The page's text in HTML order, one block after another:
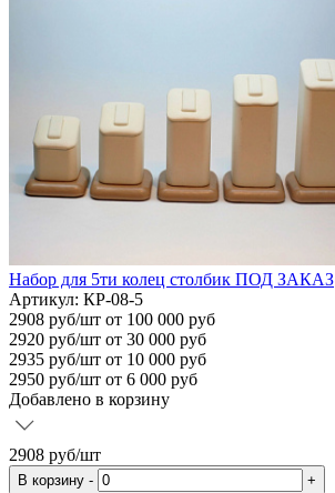
Набор для 5ти колец столбик ПОД ЗАКАЗ
Артикул: КР-08-5
2908 руб/шт от 100 000 руб
2920 руб/шт от 30 000 руб
2935 руб/шт от 10 000 руб
2950 руб/шт от 6 000 руб
Добавлено в корзину
2908 руб/шт
В корзину - +